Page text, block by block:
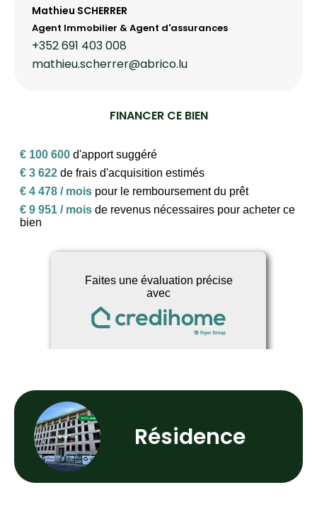
Mathieu SCHERRER
Agent Immobilier & Agent d'assurances
+352 691 403 008
mathieu.scherrer@abrico.lu
FINANCER CE BIEN
Résidence